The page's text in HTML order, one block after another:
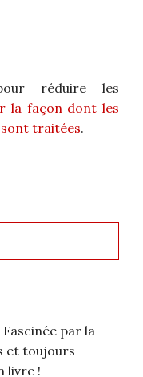
réduire les
la façon dont les
traitées.
par la
et toujours
livre !